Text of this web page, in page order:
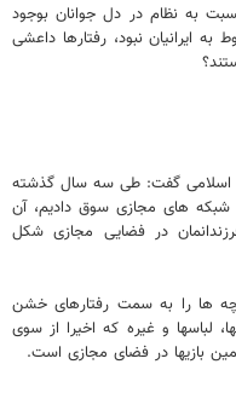
به نظام در دل جوانان بوجود
به ایرانیان نبود، رفتارها داعشی
اسلامی گفت: طی سه سال گذشته
های مجازی سوق دادیم، آن
در فضایی مجازی شکل
ها را به سمت رفتارهای خشن
لباسها و غیره که اخیرا از سوی
بازیها در فضای مجازی است.